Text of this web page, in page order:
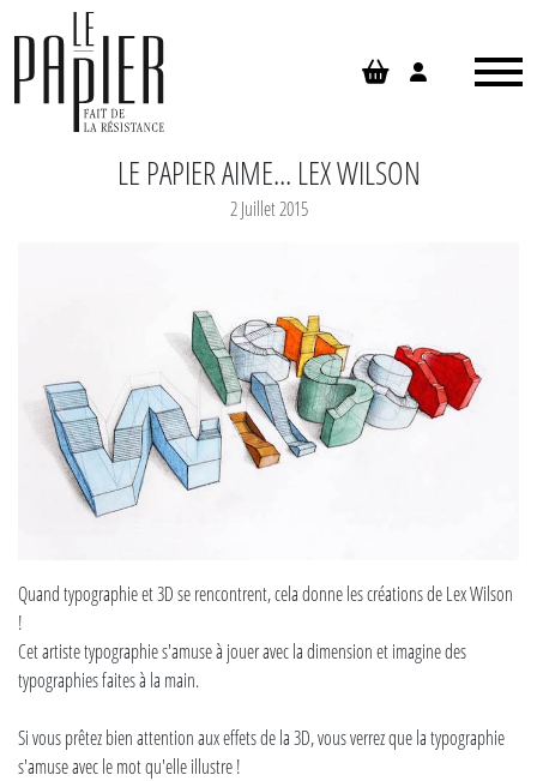
LE PAPIER AIME... LEX WILSON
2 Juillet 2015
Quand typographie et 3D se rencontrent, cela donne les créations de Lex Wilson
!
Cet artiste typographie s'amuse à jouer avec la dimension et imagine des
typographies faites à la main.
Si vous prêtez bien attention aux effets de la 3D, vous verrez que la typographie
s'amuse avec le mot qu'elle illustre !
Panneau de gestion des cookies